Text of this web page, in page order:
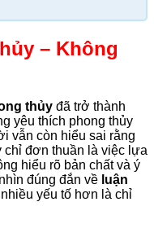
– Không
thủy đã trở thành
yêu thích phong thủy
vẫn còn hiểu sai rằng
chỉ đơn thuần là việc lựa
hiểu rõ bản chất và ý
đúng đắn về luận
yếu tố hơn là chỉ